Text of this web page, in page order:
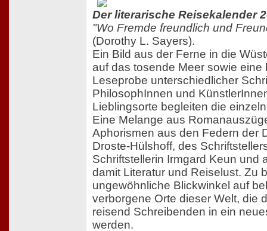
Der literarische Reisekalender
"Wo Fremde freundlich und
(Dorothy L. Sayers).
Ein Bild aus der Ferne in die
auf das tosende Meer sowie eine
Leseprobe unterschiedlicher
PhilosophInnen und
Lieblingsorte begleiten die
Eine Melange aus
Aphorismen aus den Federn der
Droste-Hülshoff, des
Schriftstellerin Irmgard Keun und
damit Literatur und Reiselust. Zu
ungewöhnliche Blickwinkel auf
verborgene Orte dieser Welt, die
reisend Schreibenden in ein
werden.